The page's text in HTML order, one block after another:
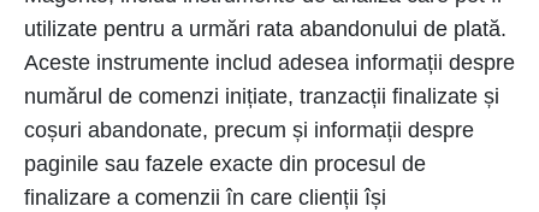
utilizate pentru a urmări rata abandonului de plată.
Aceste instrumente includ adesea informații despre
numărul de comenzi inițiate, tranzacții finalizate și
coșuri abandonate, precum și informații despre
paginile sau fazele exacte din procesul de
finalizare a comenzii în care clienții își